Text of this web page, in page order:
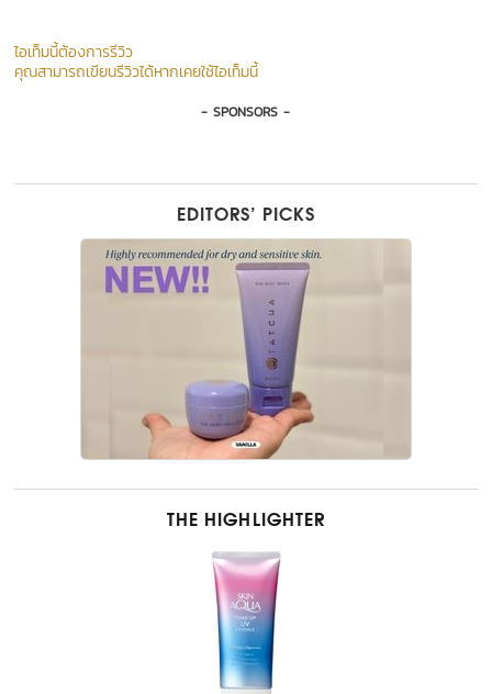
ไอเท็มนี้ต้องการรีวิว
คุณสามารถเขียนรีวิวได้หากเคยใช้ไอเท็มนี้
- SPONSORS -
EDITORS’ PICKS
THE HIGHLIGHTER